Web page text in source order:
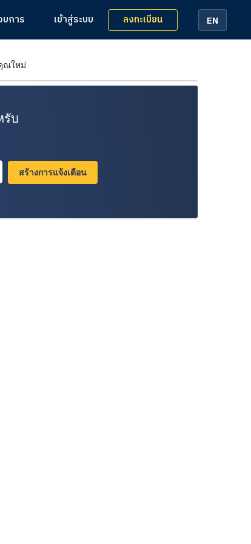
การ เข้าสู่ระบบ ลงทะเบียน EN
ณใหม่
รับ
สร้างการแจ้งเตือน